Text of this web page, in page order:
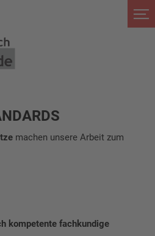
machen unsere Arbeit zum
kompetente fachkundige